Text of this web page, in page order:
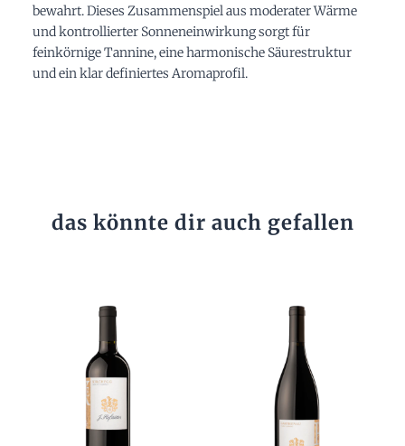
bewahrt. Dieses Zusammenspiel aus moderater Wärme
und kontrollierter Sonneneinwirkung sorgt für
feinkörnige Tannine, eine harmonische Säurestruktur
und ein klar definiertes Aromaprofil.
das könnte dir auch gefallen